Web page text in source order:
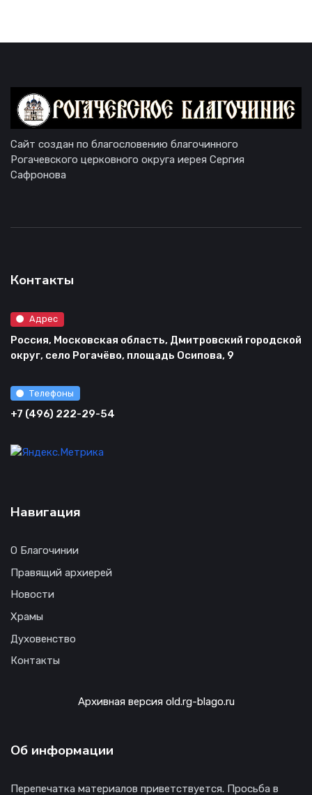
Сайт создан по благословению благочинного
Рогачевского церковного округа иерея Сергия
Сафронова
Контакты
Адрес
Россия, Московская область, Дмитровский городской
округ, село Рогачёво, площадь Осипова, 9
Телефоны
+7 (496) 222-29-54
Навигация
О Благочинии
Правящий архиерей
Новости
Храмы
Духовенство
Контакты
Архивная версия old.rg-blago.ru
Об информации
Перепечатка материалов приветствуется. Просьба в